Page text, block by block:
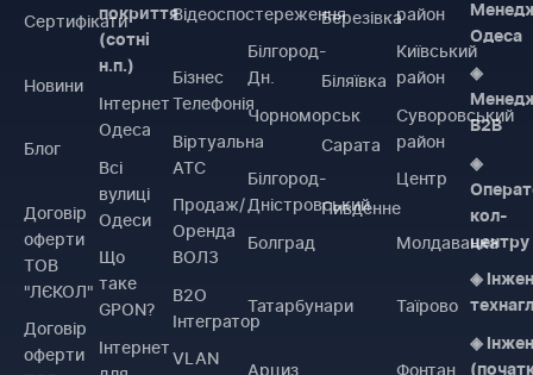
Сертифікати
Новини
Блог
Договiр
оферти
ТОВ
"ЛЄКОЛ"
Договiр
оферти
покриття
(сотні
н.п.)
Інтернет
Одеса
Всі
вулиці
Одеси
Що
таке
GPON?
Інтернет
Відеоспостереження
Бізнес
Телефонія
Віртуальна
АТС
Продаж/
Оренда
ВОЛЗ
B2O
Інтегратор
VLAN
Білгород-
Дн.
Чорноморськ
Білгород-
Дністровський
Болград
Татарбунари
Арциз
Березівка
Біляївка
Сарата
Пивденне
район
Київський
район
Суворовський
район
Центр
Молдаванка
Таїрово
Фонтан
Одеса
◈
B2B
◈
кол-
центру
◈
◈